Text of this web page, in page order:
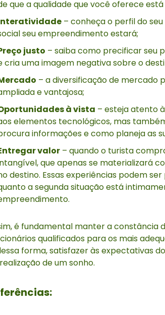
que a qualidade que você oferece
– conheça o perfil do seu
seu empreendimento estará;
justo – saiba como precificar seu
cria uma imagem negativa sobre o
– a diversificação de mercado
e vantajosa;
à vista – esteja atento
elementos tecnológicos, mas
informações e como planeja as
valor– quando o turista
que apenas se materializará
destino. Essas experiências podem
a segunda situação está
é fundamental manter a constância
qualificados para os mais
forma, satisfazer às expectativas
de um sonho.